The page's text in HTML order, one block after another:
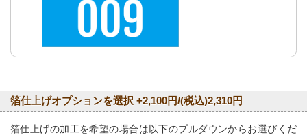
箔仕上げオプションを選択 +2,100円/(税込)2,310円
箔仕上げの加工を希望の場合は以下のプルダウンからお選びくだ